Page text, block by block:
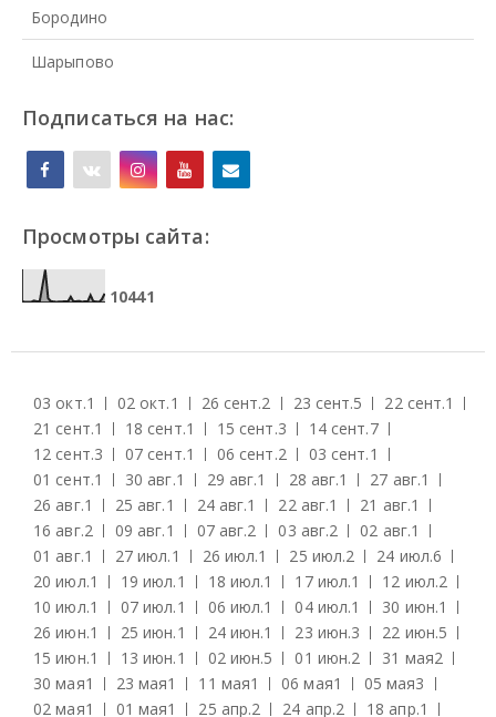
Бородино
Шарыпово
Подписаться на нас:
Просмотры сайта:
10441
03 окт.1 02 окт.1 26 сент.2 23 сент.5 22 сент.1
21 сент.1 18 сент.1 15 сент.3 14 сент.7
12 сент.3 07 сент.1 06 сент.2 03 сент.1
01 сент.1 30 авг.1 29 авг.1 28 авг.1 27 авг.1
26 авг.1 25 авг.1 24 авг.1 22 авг.1 21 авг.1
16 авг.2 09 авг.1 07 авг.2 03 авг.2 02 авг.1
01 авг.1 27 июл.1 26 июл.1 25 июл.2 24 июл.6
20 июл.1 19 июл.1 18 июл.1 17 июл.1 12 июл.2
10 июл.1 07 июл.1 06 июл.1 04 июл.1 30 июн.1
26 июн.1 25 июн.1 24 июн.1 23 июн.3 22 июн.5
15 июн.1 13 июн.1 02 июн.5 01 июн.2 31 мая2
30 мая1 23 мая1 11 мая1 06 мая1 05 мая3
02 мая1 01 мая1 25 апр.2 24 апр.2 18 апр.1